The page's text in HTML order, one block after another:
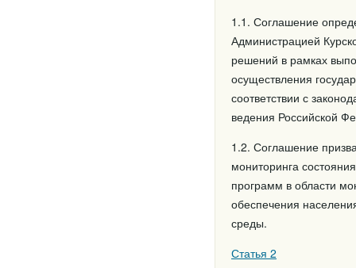
1.1. Соглашение
Администрацией
решений в рамках
осуществления
соответствии с
ведения Российской
1.2. Соглашение
мониторинга
программ в области
обеспечения
среды.
Статья 2